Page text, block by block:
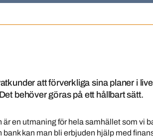
att förverkliga sina planer i
behöver göras på ett hållbart sätt.
en utmaning för hela samhället som vi
bank kan man bli erbjuden hjälp med